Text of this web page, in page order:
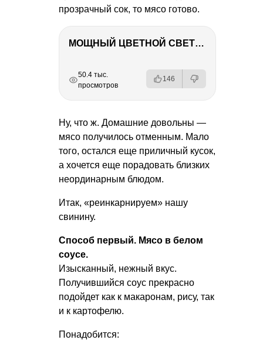
прозрачный сок, то мясо готово.
МОЩНЫЙ ЦВЕТНОЙ СВЕТ – NANLITE FC-500C
РЕКЛАМА
РЕКЛАМА
РЕКЛАМА
РЕКЛАМА
50.4 тыс.
просмотров
146
Ну, что ж. Домашние довольны —
мясо получилось отменным. Мало
того, остался еще приличный кусок,
а хочется еще порадовать близких
неординарным блюдом.
Итак, «реинкарнируем» нашу
свинину.
Способ первый. Мясо в белом
соусе.
Изысканный, нежный вкус.
Получившийся соус прекрасно
подойдет как к макаронам, рису, так
и к картофелю.
Понадобится: